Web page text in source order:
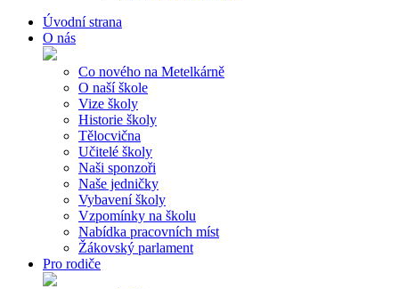
Úvodní strana
O nás
Co nového na Metelkárně
O naší škole
Vize školy
Historie školy
Tělocvična
Učitelé školy
Naši sponzoři
Naše jedničky
Vybavení školy
Vzpomínky na školu
Nabídka pracovních míst
Žákovský parlament
Pro rodiče